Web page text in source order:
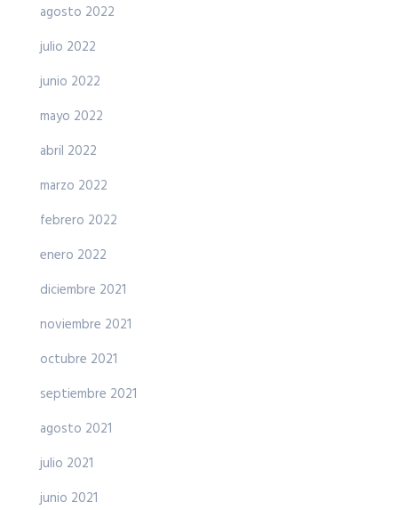
agosto 2022
julio 2022
junio 2022
mayo 2022
abril 2022
marzo 2022
febrero 2022
enero 2022
diciembre 2021
noviembre 2021
octubre 2021
septiembre 2021
agosto 2021
julio 2021
junio 2021